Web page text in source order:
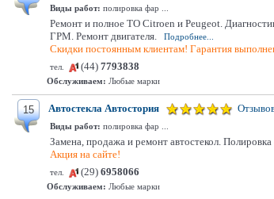
Виды работ: полировка фар ...
Ремонт и полное ТО Citroen и Peugeot.
ГРМ. Ремонт двигателя.
Подробнее...
Скидки постоянным клиентам! Гарантия
тел. (44) 7793838
Обслуживаем: Любые марки
15 Автостекла Автостория
Виды работ: полировка фар ...
Замена, продажа и ремонт автостекол.
Акция на сайте!
тел. (29) 6958066
Обслуживаем: Любые марки